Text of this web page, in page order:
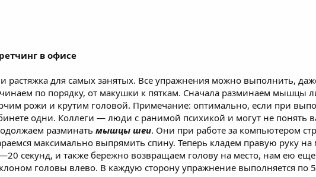
в офисе
растяжка для самых занятых. Все упражнения можно выполнить,
по порядку, от макушки к пяткам. Сначала разминаем мышцы
рожи и крутим головой. Примечание: оптимально, если при
одни. Коллеги — люди с ранимой психикой и могут не понять
разминать мышцы шеи. Они при работе за компьютером
максимально выпрямить спину. Теперь кладем правую руку
секунд, и также бережно возвращаем голову на место, нам ею
головы влево. В каждую сторону упражнение выполняется по